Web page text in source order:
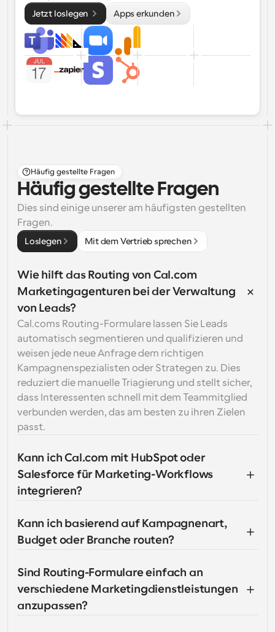
Jetzt loslegen Apps erkunden
Häufig gestellte Fragen
Häufig gestellte Fragen
Dies sind einige unserer am häufigsten gestellten
Fragen.
Loslegen Mit dem Vertrieb sprechen
Wie hilft das Routing von Cal.com
Marketingagenturen bei der Verwaltung
von Leads?
Cal.coms Routing-Formulare lassen Sie Leads
automatisch segmentieren und qualifizieren und
weisen jede neue Anfrage dem richtigen
Kampagnenspezialisten oder Strategen zu. Dies
reduziert die manuelle Triagierung und stellt sicher,
dass Interessenten schnell mit dem Teammitglied
verbunden werden, das am besten zu ihren Zielen
passt.
Kann ich Cal.com mit HubSpot oder
Salesforce für Marketing-Workflows
integrieren?
Kann ich basierend auf Kampagnenart,
Budget oder Branche routen?
Sind Routing-Formulare einfach an
verschiedene Marketingdienstleistungen
anzupassen?